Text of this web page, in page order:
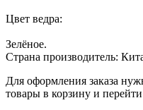
Цвет ведра:
Зелёное.
Страна производитель:
Для оформления заказа
товары в корзину и